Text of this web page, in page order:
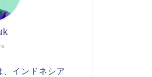
、インドネシア